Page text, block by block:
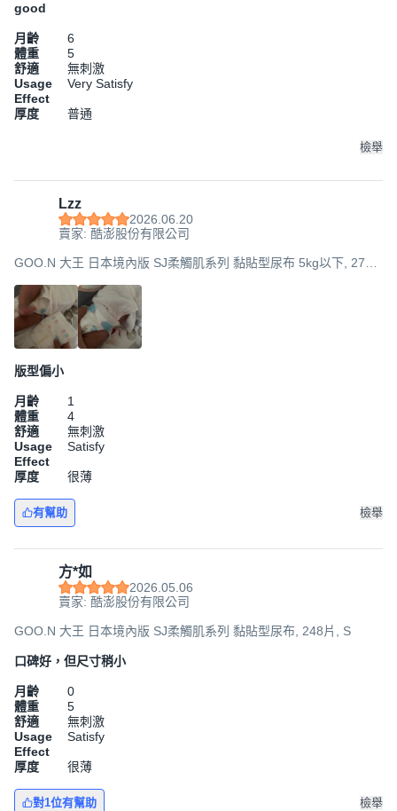
good
月齡
6
體重
5
舒適
無刺激
Usage
Effect
Very Satisfy
厚度 普通
檢舉
Lzz
2026.06.20
賣家: 酷澎股份有限公司
GOO.N 大王 日本境內版 SJ柔觸肌系列 黏貼型尿布 5kg以下, 272
版型偏小
月齡
1
體重
4
舒適
無刺激
Usage
Effect
Satisfy
厚度 很薄
有幫助 檢舉
方*如
2026.05.06
賣家: 酷澎股份有限公司
GOO.N 大王 日本境內版 SJ柔觸肌系列 黏貼型尿布, 248片, S
口碑好，但尺寸稍小
月齡
0
體重
5
舒適
無刺激
Usage
Effect
Satisfy
厚度 很薄
對1位有幫助 檢舉